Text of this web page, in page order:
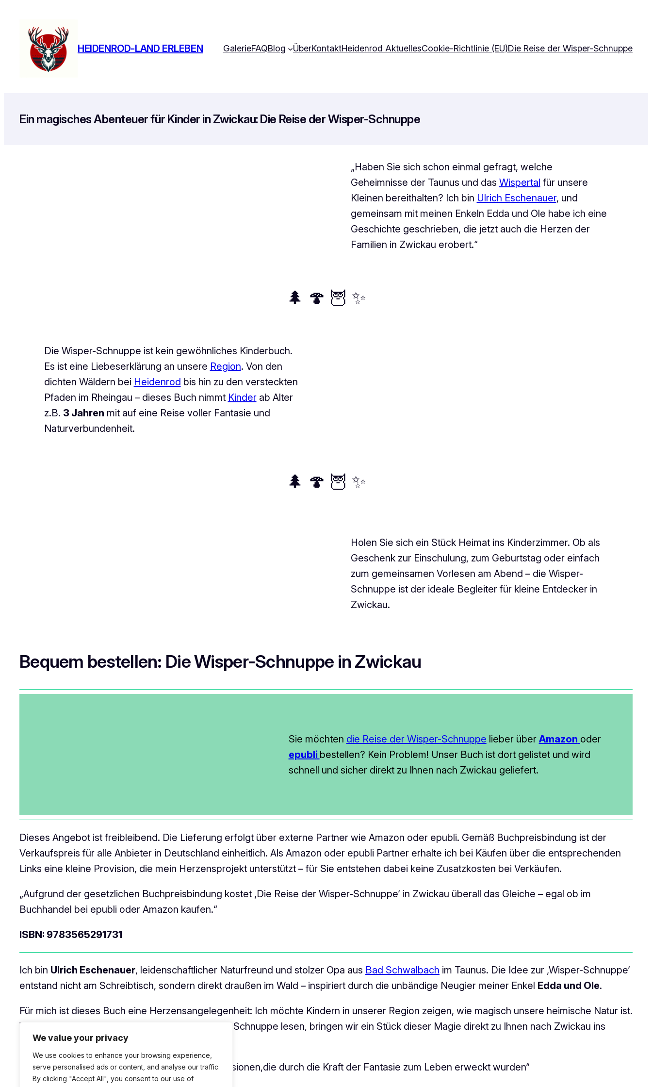
We value your privacy
We use cookies to enhance your browsing experience,
serve personalised ads or content, and analyse our traffic.
By clicking "Accept All", you consent to our use of
springen
HEIDENROD-LAND ERLEBEN GalerieFAQBlog ÜberKontaktHeidenrod AktuellesCookie-Richtlinie (EU)Die Reise der Wisper-Schnuppe
Ein magisches Abenteuer für Kinder in Zwickau: Die Reise der Wisper-Schnuppe
„Haben Sie sich schon einmal gefragt, welche
Geheimnisse der Taunus und das Wispertal für unsere
Kleinen bereithalten? Ich bin Ulrich Eschenauer, und
gemeinsam mit meinen Enkeln Edda und Ole habe ich eine
Geschichte geschrieben, die jetzt auch die Herzen der
Familien in Zwickau erobert.“
🌲 🍄 🦉 ✨
Die Wisper-Schnuppe ist kein gewöhnliches Kinderbuch.
Es ist eine Liebeserklärung an unsere Region. Von den
dichten Wäldern bei Heidenrod bis hin zu den versteckten
Pfaden im Rheingau – dieses Buch nimmt Kinderab Alter
z.B. 3 Jahren mit auf eine Reise voller Fantasie und
Naturverbundenheit.
🌲 🍄 🦉 ✨
Holen Sie sich ein Stück Heimat ins Kinderzimmer. Ob als
Geschenk zur Einschulung, zum Geburtstag oder einfach
zum gemeinsamen Vorlesen am Abend – die Wisper-
Schnuppe ist der ideale Begleiter für kleine Entdecker in
Zwickau.
Bequem bestellen: Die Wisper-Schnuppe in Zwickau
Sie möchten die Reise der Wisper-Schnuppe lieber über Amazon oder
epubli bestellen? Kein Problem! Unser Buch ist dort gelistet und wird
schnell und sicher direkt zu Ihnen nach Zwickau geliefert.
Dieses Angebot ist freibleibend. Die Lieferung erfolgt über externe Partner wie Amazon oder epubli. Gemäß Buchpreisbindung ist der
Verkaufspreis für alle Anbieter in Deutschland einheitlich. Als Amazon oder epubli Partner erhalte ich bei Käufen über die entsprechenden
Links eine kleine Provision, die mein Herzensprojekt unterstützt – für Sie entstehen dabei keine Zusatzkosten bei Verkäufen.
„Aufgrund der gesetzlichen Buchpreisbindung kostet ‚Die Reise der Wisper-Schnuppe‘ in Zwickau überall das Gleiche – egal ob im
Buchhandel bei epubli oder Amazon kaufen.“
ISBN: 9783565291731
Ich bin Ulrich Eschenauer, leidenschaftlicher Naturfreund und stolzer Opa aus Bad Schwalbach im Taunus. Die Idee zur ‚Wisper-Schnuppe‘
entstand nicht am Schreibtisch, sondern direkt draußen im Wald – inspiriert durch die unbändige Neugier meiner Enkel Edda und Ole.
Für mich ist dieses Buch eine Herzensangelegenheit: Ich möchte Kindern in unserer Region zeigen, wie magisch unsere heimische Natur ist.
Wenn wir gemeinsam die Abenteuer der Wisper-Schnuppe lesen, bringen wir ein Stück dieser Magie direkt zu Ihnen nach Zwickau ins
Wohnzimmer.“
„Die Bilder im Buch sind meine fotografischen Visionen,die durch die Kraft der Fantasie zum Leben erweckt wurden“